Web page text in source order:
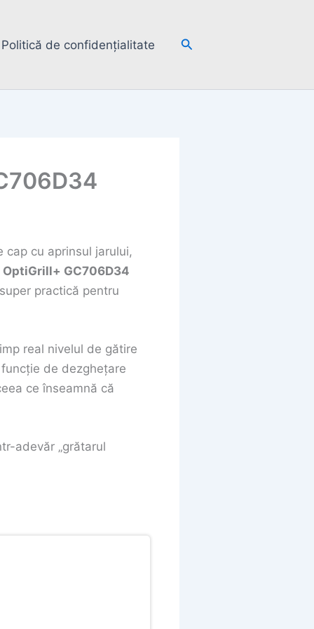
Politică de confidențialitate Search
cu aprinsul jarului,
OptiGrill+ GC706D34
practică pentru
real nivelul de gătire
de dezghețare
ce înseamnă că
adevăr „grătarul